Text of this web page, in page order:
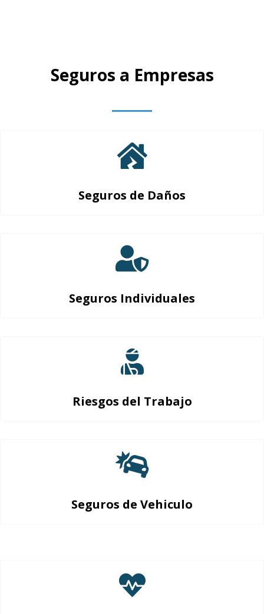
Seguros a Empresas
Seguros de Daños
Seguros Individuales
Riesgos del Trabajo
Seguros de Vehiculo